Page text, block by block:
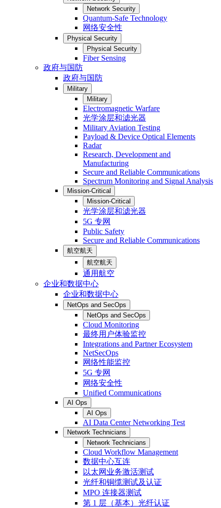
Network Security
Quantum-Safe Technology
网络安全性
Physical Security
Physical Security
Fiber Sensing
政府与国防
政府与国防
Military
Military
Electromagnetic Warfare
光学涂层和滤光器
Military Aviation Testing
Payload & Device Optical Elements
Radar
Research, Development and
Manufacturing
Secure and Reliable Communications
Spectrum Monitoring and Signal Analysis
Mission-Critical
Mission-Critical
光学涂层和滤光器
5G 专网
Public Safety
Secure and Reliable Communications
航空航天
航空航天
通用航空
企业和数据中心
企业和数据中心
NetOps and SecOps
NetOps and SecOps
Cloud Monitoring
最终用户体验监控
Integrations and Partner Ecosystem
NetSecOps
网络性能监控
5G 专网
网络安全性
Unified Communications
AI Ops
AI Ops
AI Data Center Networking Test
Network Technicians
Network Technicians
Cloud Workflow Management
数据中心互连
以太网业务激活测试
光纤和铜缆测试及认证
MPO 连接器测试
第 1 层（基本）光纤认证